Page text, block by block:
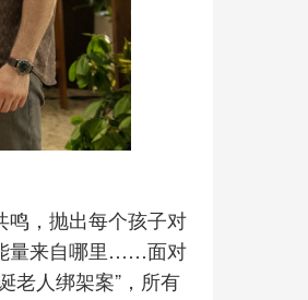
鸣，抛出每个孩子对
量来自哪里……面对
老人绑架案”，所有